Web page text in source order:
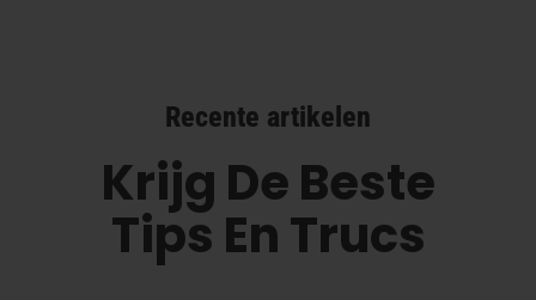
Recente artikelen
Krijg De Beste
Tips En Trucs